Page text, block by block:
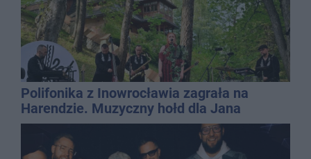
Polifonika z Inowrocławia zagrała na
Harendzie. Muzyczny hołd dla Jana
Kasprowicza